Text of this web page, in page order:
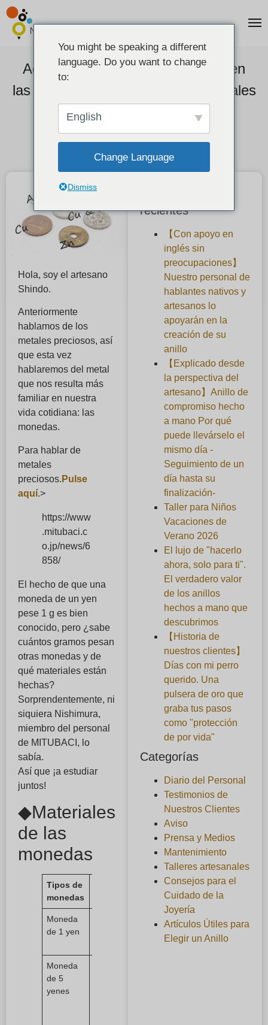
Acerca de los metales utilizados en
las monedas / Historias de los metales
2021-07-16
Hola, soy el artesano
Shindo.
Anteriormente
hablamos de los
metales preciosos, así
que esta vez
hablaremos del metal
que nos resulta más
familiar en nuestra
vida cotidiana: las
monedas.
Para hablar de
metales
preciosos. Pulse
aquí.>
https://www
.mitubaci.c
o.jp/news/6
858/
El hecho de que una
moneda de un yen
pese 1 g es bien
conocido, pero ¿sabe
cuántos gramos pesan
otras monedas y de
qué materiales están
hechas?
Sorprendentemente, ni
siquiera Nishimura,
miembro del personal
de MITUBACI, lo
sabía.
Así que ¡a estudiar
juntos!
◆Materiales
de las
monedas
Tipos de
monedas
Moneda
de 1 yen
Moneda
de 5
yenes
recientes
【Con apoyo en
inglés sin
preocupaciones】
Nuestro personal de
hablantes nativos y
artesanos lo
apoyarán en la
creación de su
anillo
【Explicado desde
la perspectiva del
artesano】Anillo de
compromiso hecho
a mano Por qué
puede llevárselo el
mismo día -
Seguimiento de un
día hasta su
finalización-
Taller para Niños
Vacaciones de
Verano 2026
El lujo de "hacerlo
ahora, solo para ti".
El verdadero valor
de los anillos
hechos a mano que
descubrimos
【Historia de
nuestros clientes】
Días con mi perro
querido. Una
pulsera de oro que
graba tus pasos
como "protección
de por vida"
Categorías
Diario del Personal
Testimonios de
Nuestros Clientes
Aviso
Prensa y Medios
Mantenimiento
Talleres artesanales
Consejos para el
Cuidado de la
Joyería
Artículos Útiles para
Elegir un Anillo
You might be speaking a different
language. Do you want to change
to:
English
Change Language
Dismiss